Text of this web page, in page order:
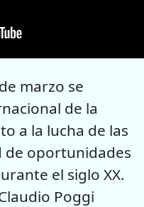
marzo se
de la
a la lucha de las
de oportunidades
el siglo XX.
Poggi